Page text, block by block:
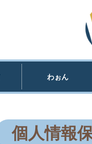
わぉん
個人情報